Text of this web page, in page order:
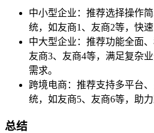
中小型企业：推荐选择操作
统，如友商1、友商2等，快速
中大型企业：推荐功能全面
友商3、友商4等，满足复杂
需求。
跨境电商：推荐支持多平台
统，如友商5、友商6等，助
总结